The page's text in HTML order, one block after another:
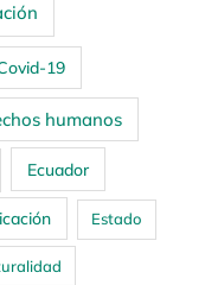
19
humanos
Ecuador
Estado